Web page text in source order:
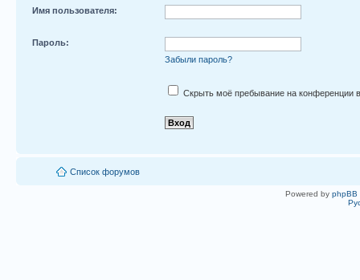
Имя пользователя:
Пароль:
Забыли пароль?
Скрыть моё пребывание на конференции в
Список форумов
Powered by phpBB